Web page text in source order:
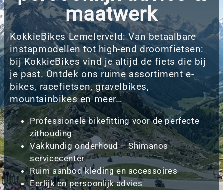
maatwerk
KokkieBikes Lemelerveld: Van betaalbare
instapmodellen tot high-end droomfietsen:
bij KokkieBikes vind je altijd de fiets die bij
je past. Ontdek ons ruime assortiment e-
bikes, racefietsen, gravelbikes,
mountainbikes en meer…
Professionele bikefitting voor de perfecte
zithouding
Vakkundig onderhoud – Shimanos
servicecenter
Ruim aanbod kleding en accessoires
Eerlijk en persoonlijk advies